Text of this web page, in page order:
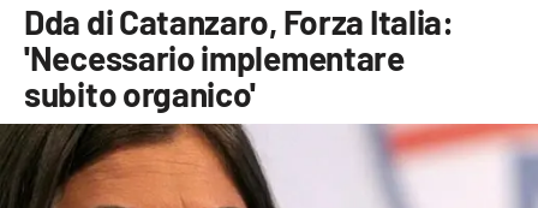
SEZIONI
Cronaca
Politica
Dda di Catanzaro, Forza Italia:
'Necessario implementare
subito organico'